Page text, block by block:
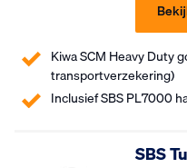
Kiwa SCM Heavy Duty
transportverzekering)
Inclusief SBS PL7000
SBS